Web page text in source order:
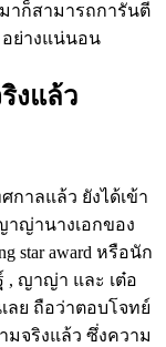
าก็สามารถการันตี
อย่างแน่นอน
งแล้ว
กาลแล้ว ยังได้เข้า
าญ่านางเอกของ
star award หรือนัก
, ญาญ่า และ เต๋อ
ลย ถือว่าตอบโจทย์
มจริงแล้ว ซึ่งความ